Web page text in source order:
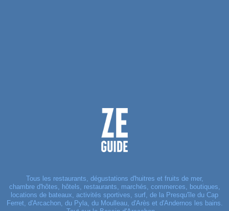
Tous les restaurants, dégustations d'huitres et fruits de mer,
chambre d'hôtes, hôtels, restaurants, marchés, commerces, boutiques,
locations de bateaux, activités sportives, surf, de la Presqu'île du Cap
Ferret, d'Arcachon, du Pyla, du Moulleau, d'Arès et d'Andernos les bains.